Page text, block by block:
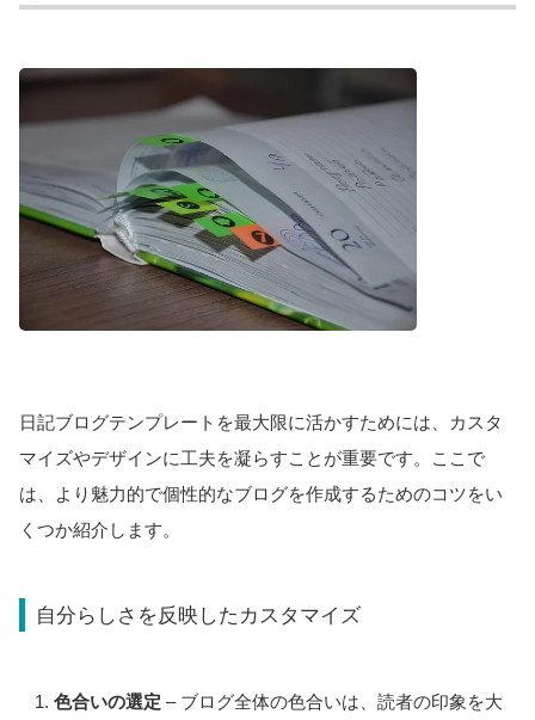
日記ブログテンプレートを最大限に活かすためには、カスタ
マイズやデザインに工夫を凝らすことが重要です。ここで
は、より魅力的で個性的なブログを作成するためのコツをい
くつか紹介します。
自分らしさを反映したカスタマイズ
色合いの選定 – ブログ全体の色合いは、読者の印象を大